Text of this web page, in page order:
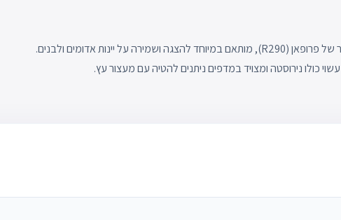
ארון קירור אנכי עם דלתות הפועל על גז קרור של פרופאן (R290), מותאם במיוחד להצגה ושמירה על יינות אדומים ולבנים.
כולו נירוסטה ומצויד במדפים ניתנים להטיה עם מעצור עץ.